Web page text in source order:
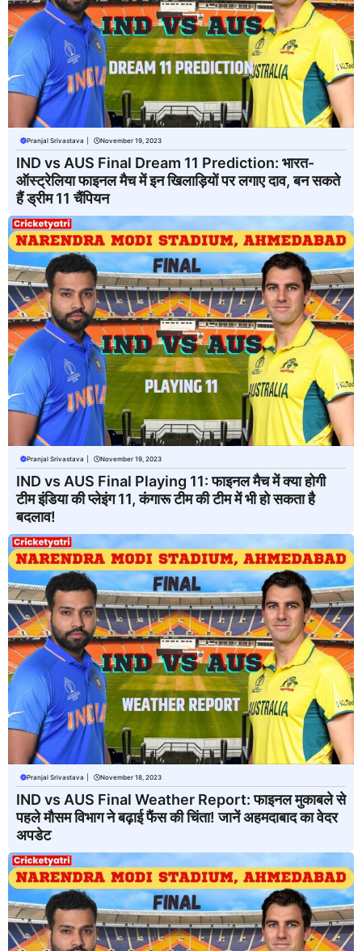
Pranjal Srivastava November 19, 2023
IND vs AUS Final Dream 11 Prediction: भारत-
ऑस्ट्रेलिया फाइनल मैच में इन खिलाड़ियों पर लगाए दाव, बन सकते
हैं ड्रीम 11 चैंपियन
Pranjal Srivastava November 19, 2023
IND vs AUS Final Playing 11: फाइनल मैच में क्या होगी
टीम इंडिया की प्लेइंग 11, कंगारू टीम की टीम में भी हो सकता है
बदलाव!
Pranjal Srivastava November 18, 2023
IND vs AUS Final Weather Report: फाइनल मुकाबले से
पहले मौसम विभाग ने बढ़ाई फैंस की चिंता! जानें अहमदाबाद का वेदर
अपडेट